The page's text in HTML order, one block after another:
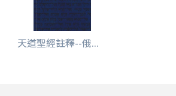
天道聖經註釋--俄...